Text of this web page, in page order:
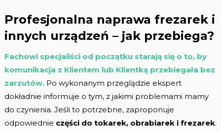
Profesjonalna naprawa frezarek i
innych urządzeń – jak przebiega?
Fachowi specjaliści od początku starają się o to, by
komunikacja z Klientem lub Klientką przebiegała bez
zarzutów.Po wykonanym przeglądzie ekspert
dokładnie informuje o tym, z jakimi problemami mamy
do czynienia. Jeśli to potrzebne, zaproponuje
odpowiednie części do tokarek, obrabiarek i frezarek.